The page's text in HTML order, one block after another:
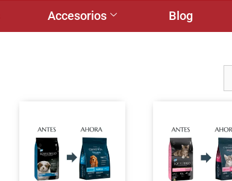
Accesorios Blog